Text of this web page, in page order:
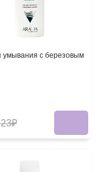
умывания с березовым